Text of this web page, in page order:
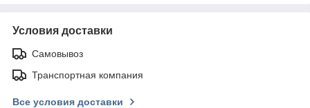
Условия доставки
Самовывоз
Транспортная компания
Все условия доставки